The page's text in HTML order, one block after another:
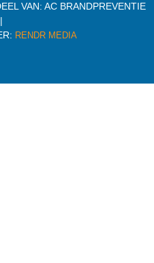
VAN: AC BRANDPREVENTIE
|
RENDR MEDIA